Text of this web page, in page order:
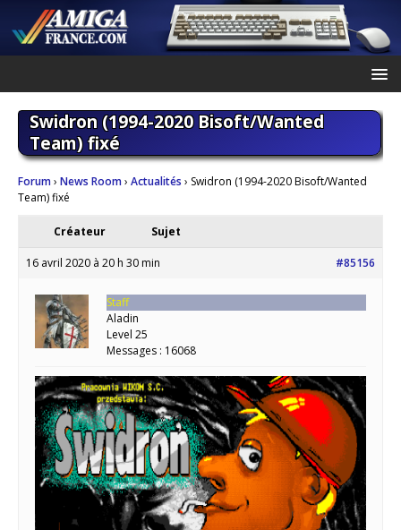
Swidron (1994-2020 Bisoft/Wanted
Team) fixé
Forum› News Room› Actualités › Swidron (1994-2020 Bisoft/Wanted
Team) fixé
Créateur Sujet
16 avril 2020 à 20 h 30 min #85156
Staff
Aladin
Level 25
Messages : 16068